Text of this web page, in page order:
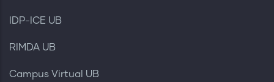
IDP-ICE UB
RIMDA UB
Campus Virtual UB